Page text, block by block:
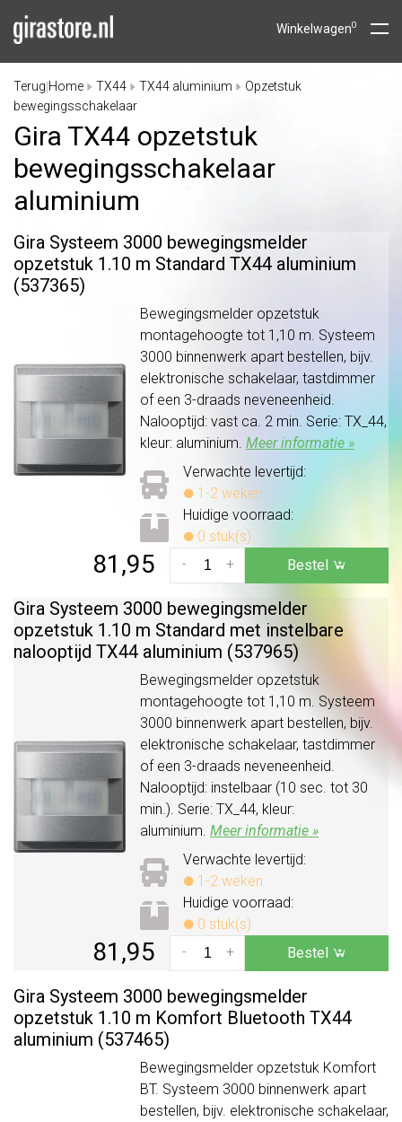
Winkelwagen0
Terug Home TX44 TX44 aluminium
Opzetstuk
bewegingsschakelaar
Gira TX44 opzetstuk
bewegingsschakelaar
aluminium
Gira Systeem 3000 bewegingsmelder
opzetstuk 1.10 m Standard TX44 aluminium
(537365)
Bewegingsmelder opzetstuk
montagehoogte tot 1,10 m. Systeem
3000 binnenwerk apart bestellen, bijv.
elektronische schakelaar, tastdimmer
of een 3-draads neveneenheid.
Nalooptijd: vast ca. 2 min. Serie: TX_44,
kleur: aluminium. Meer informatie »
Verwachte levertijd:
1-2 weken
Huidige voorraad:
0 stuk(s)
81,95 +
- Bestel
Gira Systeem 3000 bewegingsmelder
opzetstuk 1.10 m Standard met instelbare
nalooptijd TX44 aluminium (537965)
Bewegingsmelder opzetstuk
montagehoogte tot 1,10 m. Systeem
3000 binnenwerk apart bestellen, bijv.
elektronische schakelaar, tastdimmer
of een 3-draads neveneenheid.
Nalooptijd: instelbaar (10 sec. tot 30
min.). Serie: TX_44, kleur:
aluminium. Meer informatie »
Verwachte levertijd:
1-2 weken
Huidige voorraad:
0 stuk(s)
81,95 +
- Bestel
Gira Systeem 3000 bewegingsmelder
opzetstuk 1.10 m Komfort Bluetooth TX44
aluminium (537465)
Bewegingsmelder opzetstuk Komfort
BT. Systeem 3000 binnenwerk apart
bestellen, bijv. elektronische schakelaar,